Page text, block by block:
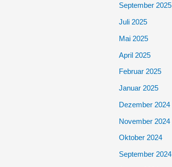
September 2025
Juli 2025
Mai 2025
April 2025
Februar 2025
Januar 2025
Dezember 2024
November 2024
Oktober 2024
September 2024